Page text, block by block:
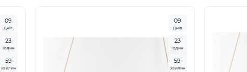
09
Днів
23
Годин
59
хвилин
09
Днів
23
Годин
59
хвилин